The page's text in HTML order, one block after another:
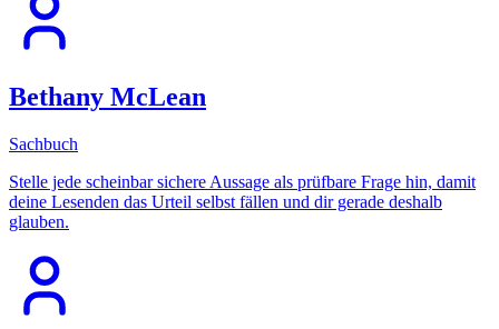
Bethany McLean
Sachbuch
Stelle jede scheinbar sichere Aussage als prüfbare Frage hin, damit
deine Lesenden das Urteil selbst fällen und dir gerade deshalb
glauben.